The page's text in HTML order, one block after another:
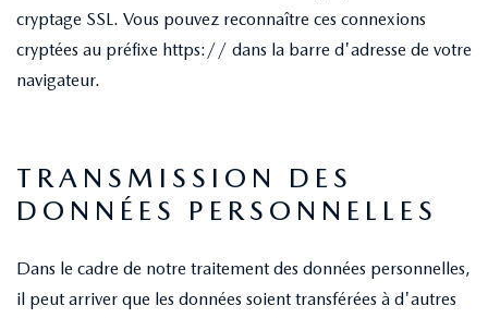
cryptage SSL. Vous pouvez reconnaître ces connexions
cryptées au préfixe https:// dans la barre d'adresse de votre
navigateur.
TRANSMISSION DES
DONNÉES PERSONNELLES
Dans le cadre de notre traitement des données personnelles,
il peut arriver que les données soient transférées à d'autres